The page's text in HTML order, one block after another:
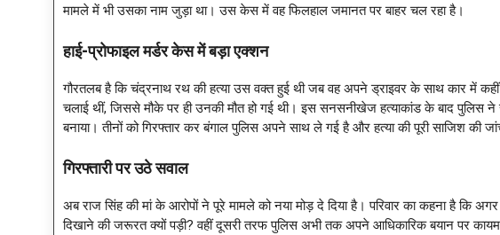
मामले में भी उसका नाम जुड़ा था। उस केस में वह फिलहाल जमानत पर बाहर चल रहा है।
हाई-प्रोफाइल मर्डर केस में बड़ा एक्शन
गौरतलब है कि चंद्रनाथ रथ की हत्या उस वक्त हुई थी जब वह अपने ड्राइवर के साथ कार में कहीं
चलाई थीं, जिससे मौके पर ही उनकी मौत हो गई थी। इस सनसनीखेज हत्याकांड के बाद पुलिस ने
बनाया। तीनों को गिरफ्तार कर बंगाल पुलिस अपने साथ ले गई है और हत्या की पूरी साजिश की
गिरफ्तारी पर उठे सवाल
अब राज सिंह की मां के आरोपों ने पूरे मामले को नया मोड़ दे दिया है। परिवार का कहना है कि
दिखाने की जरूरत क्यों पड़ी? वहीं दूसरी तरफ पुलिस अभी तक अपने आधिकारिक बयान पर